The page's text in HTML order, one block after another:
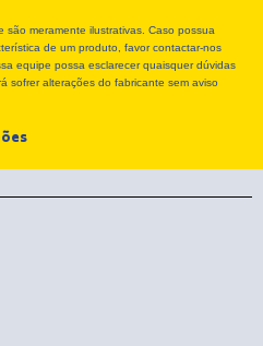
meramente ilustrativas. Caso possua
de um produto, favor contactar-nos
equipe possa esclarecer quaisquer dúvidas
sofrer alterações do fabricante sem aviso